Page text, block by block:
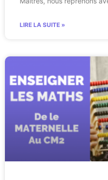
LIRE LA SUITE »